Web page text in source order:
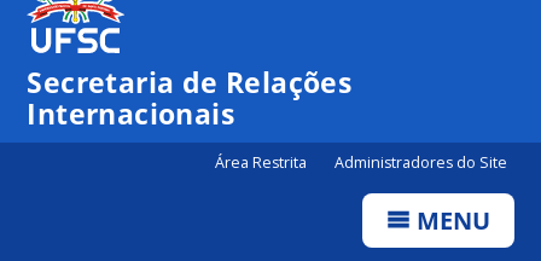
Secretaria de Relações
Internacionais
Área Restrita Administradores do Site
MENU